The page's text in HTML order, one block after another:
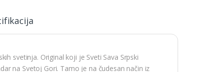
svetinja. Original koji je Sveti Sava Srpski
na Svetoj Gori. Tamo je na čudesan način iz